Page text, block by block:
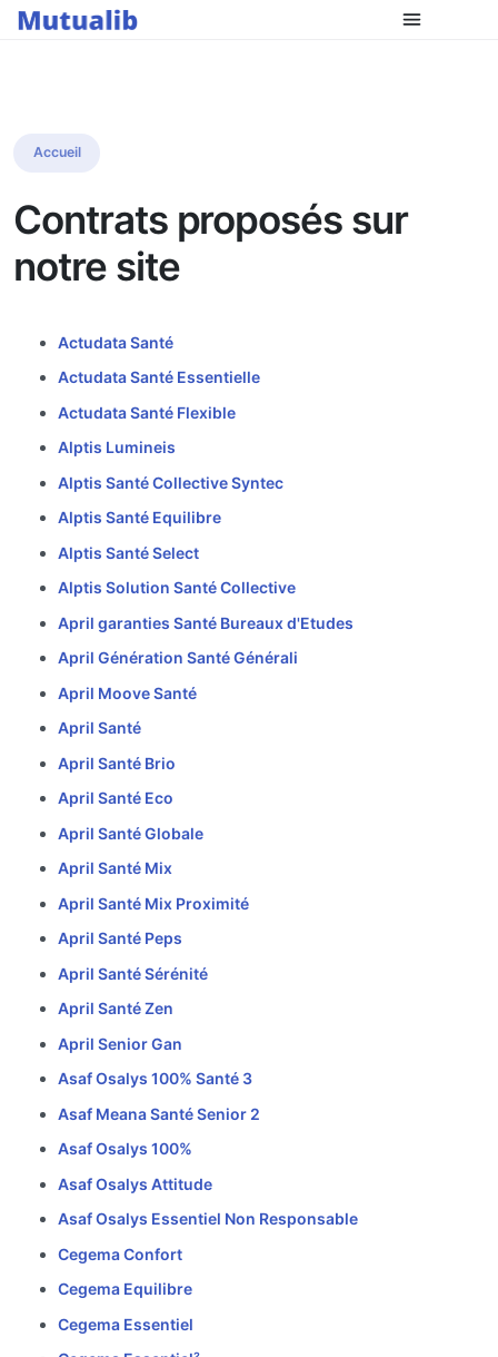
Accueil
Contrats proposés sur
notre site
Actudata Santé
Actudata Santé Essentielle
Actudata Santé Flexible
Alptis Lumineis
Alptis Santé Collective Syntec
Alptis Santé Equilibre
Alptis Santé Select
Alptis Solution Santé Collective
April garanties Santé Bureaux d'Etudes
April Génération Santé Générali
April Moove Santé
April Santé
April Santé Brio
April Santé Eco
April Santé Globale
April Santé Mix
April Santé Mix Proximité
April Santé Peps
April Santé Sérénité
April Santé Zen
April Senior Gan
Asaf Osalys 100% Santé 3
Asaf Meana Santé Senior 2
Asaf Osalys 100%
Asaf Osalys Attitude
Asaf Osalys Essentiel Non Responsable
Cegema Confort
Cegema Equilibre
Cegema Essentiel